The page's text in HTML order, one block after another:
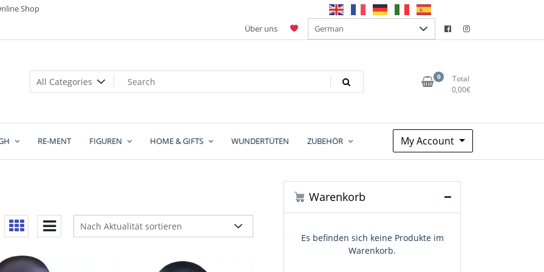
Shop
Über uns
0
Total
0,00€
RE-MENT FIGUREN HOME & GIFTS WUNDERTÜTEN ZUBEHÖR My Account
Warenkorb
Es befinden sich keine Produkte im
Warenkorb.